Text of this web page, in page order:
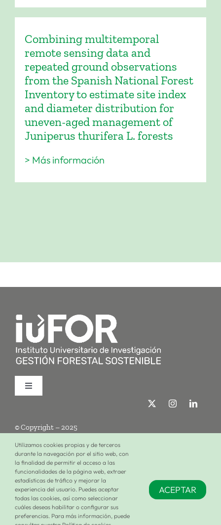
Combining multitemporal
remote sensing data and
repeated ground observations
from the Spanish National Forest
Inventory to estimate site index
and diameter distribution for
uneven-aged management of
Juniperus thurifera L. forests
> Más información
Toggle
Investigación
Formación
Únete al iuFOR
© Copyright – 2025
Términos de uso Política de privacidad
Configuración de cookies
Utilizamos cookies propias y de terceros
durante la navegación por el sitio web, con
la finalidad de permitir el acceso a las
funcionalidades de la página web, extraer
estadísticas de tráfico y mejorar la
experiencia del usuario. Puedes aceptar
todas las cookies, así como seleccionar
cuáles deseas habilitar o configurar sus
preferencias. Para más información, puede
ACEPTAR